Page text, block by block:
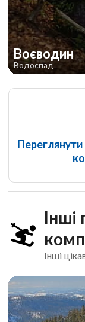
Воєводин
Водоспад
Інші
Інші